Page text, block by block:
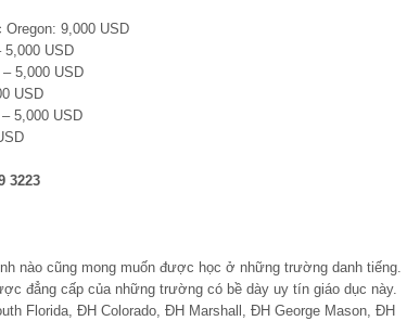
9,000 USD
USD
5,000 USD
USD
5,000 USD
3223
nào cũng mong muốn được học ở những trường danh tiếng.
đẳng cấp của những trường có bề dày uy tín giáo dục này.
Florida, ĐH Colorado, ĐH Marshall, ĐH George Mason, ĐH